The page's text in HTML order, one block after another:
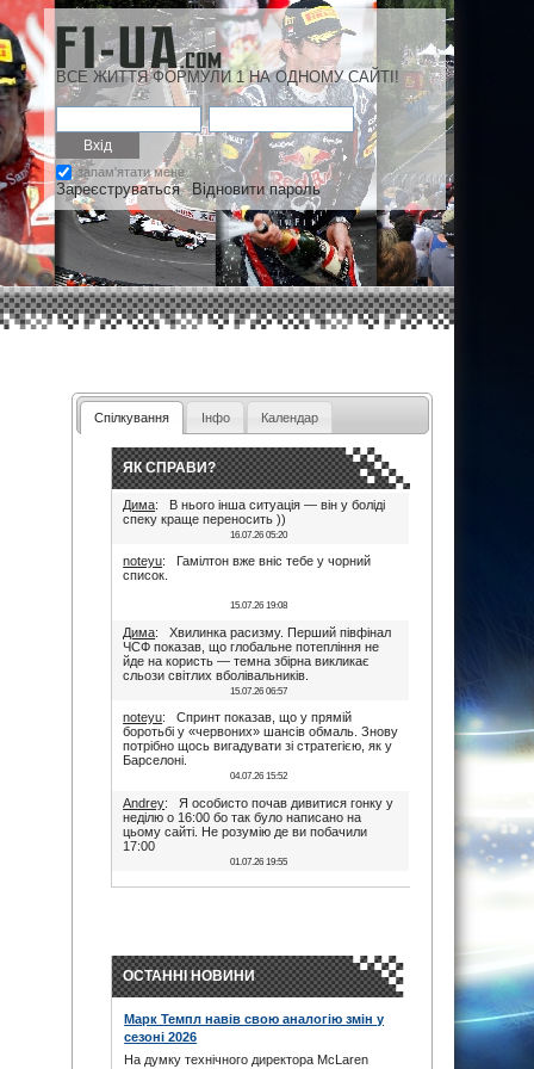
ВСЕ ЖИТТЯ ФОРМУЛИ 1 НА ОДНОМУ САЙТІ!
запам'ятати мене
Зареєструваться Відновити пароль
Спілкування Інфо Календар
ЯК СПРАВИ?
Дима: В нього інша ситуація — він у боліді
спеку краще переносить ))
16.07.26 05:20
noteyu: Гамілтон вже вніс тебе у чорний
список.
15.07.26 19:08
Дима: Хвилинка расизму. Перший півфінал
ЧСФ показав, що глобальне потепління не
йде на користь — темна збірна викликає
сльози світлих вболівальників.
15.07.26 06:57
noteyu: Спринт показав, що у прямій
боротьбі у «червоних» шансів обмаль. Знову
потрібно щось вигадувати зі стратегією, як у
Барселоні.
04.07.26 15:52
Andrey: Я особисто почав дивитися гонку у
неділю о 16:00 бо так було написано на
цьому сайті. Не розумію де ви побачили
17:00
01.07.26 19:55
Дима: Іди на..., я не заповнюю ці поля. В
maxizh: Було написано початок в 17:00. Не
трусі. Якщо руко-жоп, то визнай і сиди
тихесенько, вчись якісно працювати.
Дима: То злийся нафіг звідси, початок гонки
в 16:00. Все правильно написано було.
Червоних перехвалили. Що творили їх
ОСТАННІ НОВИНИ
Марк Темпл навів свою аналогію змін у
сезоні 2026
На думку технічного директора McLaren